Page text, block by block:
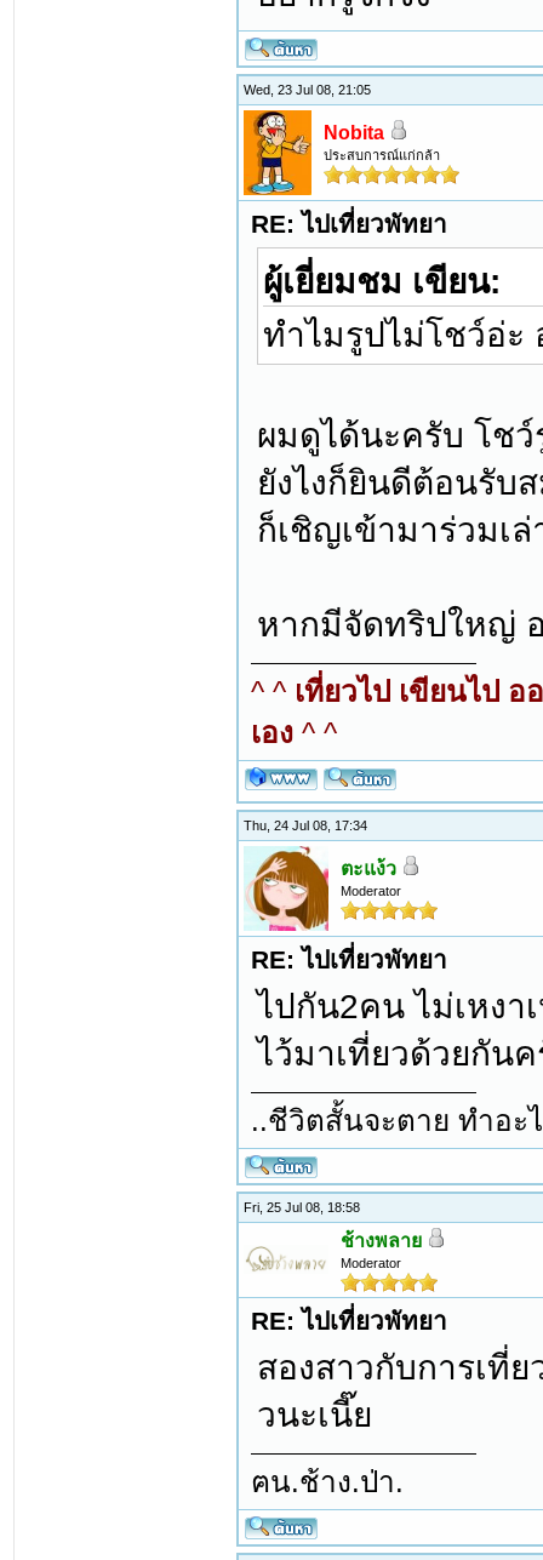
Wed, 23 Jul 08, 21:05
Nobita
ประสบการณ์แก่กล้า
RE: ไปเที่ยวพัทยา
ผู้เยี่ยมชม เขียน:
ทำไมรูปไม่โชว์อ่ะ
ผมดูได้นะครับ โชว์
ยังไงก็ยินดีต้อนรับ
ก็เชิญเข้ามาร่วมเ
หากมีจัดทริปใหญ่
^ ^ เที่ยวไป เขียนไป
เอง ^ ^
Thu, 24 Jul 08, 17:34
ตะแง้ว
Moderator
RE: ไปเที่ยวพัทยา
ไปกัน2คน ไม่เหงา
ไว้มาเที่ยวด้วยกัน
..ชีวิตสั้นจะตาย ทำอะ
Fri, 25 Jul 08, 18:58
ช้างพลาย
Moderator
RE: ไปเที่ยวพัทยา
สองสาวกับการเที่
วนะเนี๊ย
ฅน.ช้าง.ป่า.